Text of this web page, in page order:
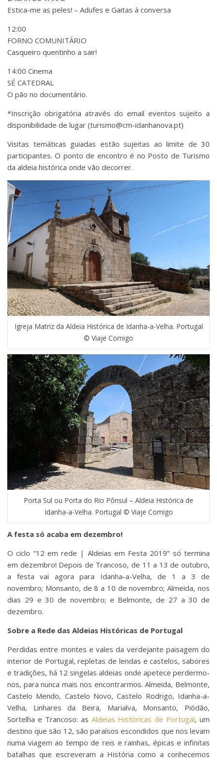
Estica-me as peles! – Adufes e Gaitas à conversa
12:00
FORNO COMUNITÁRIO
Casqueiro quentinho a sair!
14:00 Cinema
SÉ CATEDRAL
O pão no documentário.
*Inscrição obrigatória através do email eventos sujeito a
disponibilidade de lugar (turismo@cm-idanhanova.pt)
Visitas temáticas guiadas estão sujeitas ao limite de 30
participantes. O ponto de encontro é no Posto de Turismo
da aldeia histórica onde vão decorrer.
Igreja Matriz da Aldeia Histórica de Idanha-a-Velha. Portugal
© Viaje Comigo
Porta Sul ou Porta do Rio Pônsul – Aldeia Histórica de
Idanha-a-Velha. Portugal © Viaje Comigo
A festa só acaba em dezembro!
O ciclo “12 em rede | Aldeias em Festa 2019” só termina
em dezembro! Depois de Trancoso, de 11 a 13 de outubro,
a festa vai agora para Idanha-a-Velha, de 1 a 3 de
novembro; Monsanto, de 8 a 10 de novembro; Almeida, nos
dias 29 e 30 de novembro; e Belmonte, de 27 a 30 de
dezembro.
Sobre a Rede das Aldeias Históricas de Portugal
Perdidas entre montes e vales da verdejante paisagem do
interior de Portugal, repletas de lendas e castelos, sabores
e tradições, há 12 singelas aldeias onde apetece perdermo-
nos, para nunca mais nos encontrarmos. Almeida, Belmonte,
Castelo Mendo, Castelo Novo, Castelo Rodrigo, Idanha-a-
Velha, Linhares da Beira, Marialva, Monsanto, Piódão,
Sortelha e Trancoso: as Aldeias Históricas de Portugal, um
destino que são 12, são paraísos escondidos que nos levam
numa viagem ao tempo de reis e rainhas, épicas e infinitas
batalhas que escreveram a História como a conhecemos